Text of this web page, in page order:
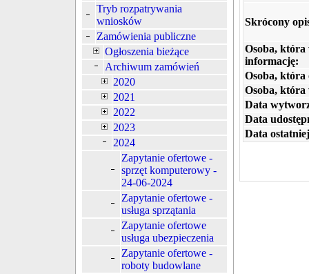
Tryb rozpatrywania
wniosków
Zamówienia publiczne
Ogłoszenia bieżące
Archiwum zamówień
2020
2021
2022
2023
2024
Zapytanie ofertowe -
sprzęt komputerowy -
24-06-2024
Zapytanie ofertowe -
usługa sprzątania
Zapytanie ofertowe
usługa ubezpieczenia
Zapytanie ofertowe -
roboty budowlane
Skrócony
Osoba, która
informację:
Osoba, która
Osoba, która
Data
Data
Data